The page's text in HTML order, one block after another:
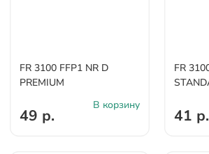
FR 3100 FFP1 NR D
PREMIUM
49 р.
В корзину
FR
41 р.